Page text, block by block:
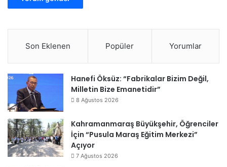
Son Eklenen Popüler Yorumlar
Hanefi Öksüz: “Fabrikalar Bizim Değil,
Milletin Bize Emanetidir”
8 Ağustos 2026
Kahramanmaraş Büyükşehir, Öğrenciler
İçin “Pusula Maraş Eğitim Merkezi”
Açıyor
7 Ağustos 2026